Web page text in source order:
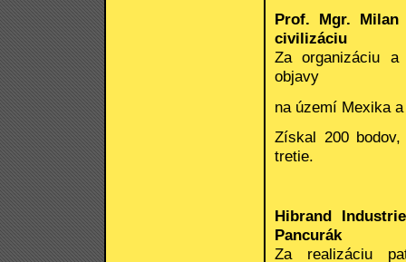
Prof. Mgr.
civilizáciu
Za organizáciu a
objavy
na území Mexika
Získal 200
tretie.
Hibrand
Pancurák
Za realizáciu